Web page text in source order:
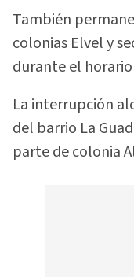
También
colonias Elvel y
durante el
La interrupción
del barrio La
parte de colonia